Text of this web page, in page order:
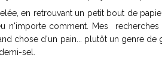
en retrouvant un petit bout de
n'importe comment. Mes
chose d'un pain... plutôt un genre
sel.